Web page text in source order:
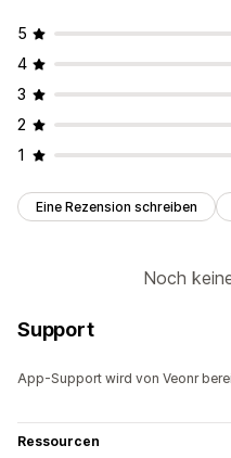
5
4
3
2
1
Eine Rezension schreiben
Noch
Support
App-Support wird von Veonr
Ressourcen